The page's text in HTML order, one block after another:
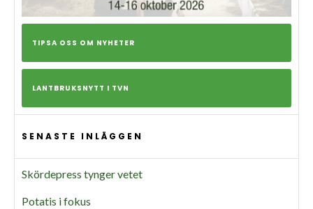
TIPSA OSS OM NYHETER
LANTBRUKSNYTT I TVN
SENASTE INLÄGGEN
Skördepress tynger vetet
Potatis i fokus